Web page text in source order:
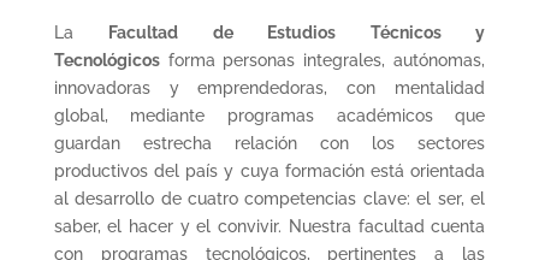
La Facultad de Estudios Técnicos y
Tecnológicosforma personas integrales, autónomas,
innovadoras y emprendedoras, con mentalidad
global, mediante programas académicos que
guardan estrecha relación con los sectores
productivos del país y cuya formación está orientada
al desarrollo de cuatro competencias clave: el ser, el
saber, el hacer y el convivir. Nuestra facultad cuenta
con programas tecnológicos, pertinentes a las